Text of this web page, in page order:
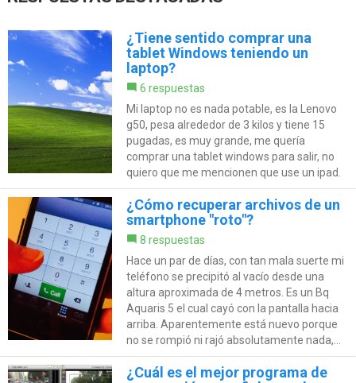
¿Tiene sentido comprar una
tablet Windows teniendo un
laptop?
6 respuestas
Mi laptop no es nada potable, es la Lenovo
g50, pesa alrededor de 3 kilos y tiene 15
pugadas, es muy grande, me quería
comprar una tablet windows para salir, no
quiero que me mencionen que use un ipad.
¿Cómo recuperar archivos de un
smartphone "roto"?
8 respuestas
Hace un par de días, con tan mala suerte mi
teléfono se precipitó al vacío desde una
altura aproximada de 4 metros. Es un Bq
Aquaris 5 el cual cayó con la pantalla hacia
arriba. Aparentemente está nuevo porque
no se rompió ni rajó absolutamente nada,...
¿Cuál es el mejor programa de